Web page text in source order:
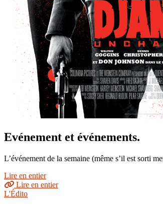
Evénement et événements.
L’événement de la semaine (même s’il est sorti
Lire en entier
Lire en entier
L'Édito